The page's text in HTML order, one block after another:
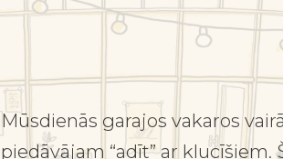
Mūsdienās garajos vakaros
piedāvājam “adīt” ar